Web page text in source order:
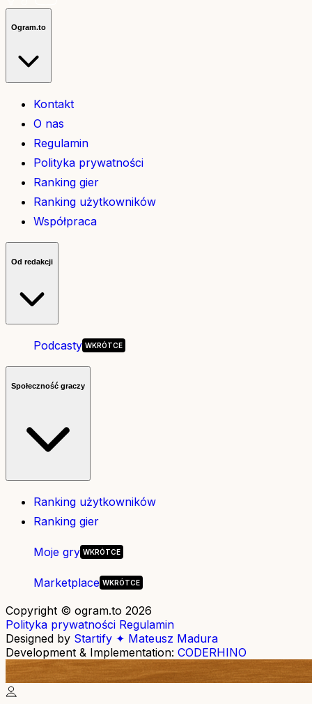
Ogram.to
Kontakt
O nas
Regulamin
Polityka prywatności
Ranking gier
Ranking użytkowników
Współpraca
Od redakcji
Podcasty
Społeczność graczy
Ranking użytkowników
Ranking gier
Moje gry
Marketplace
Copyright © ogram.to 2026
Polityka prywatności Regulamin
Designed by Startify ✦ Mateusz Madura
Development & Implementation: CODERHINO